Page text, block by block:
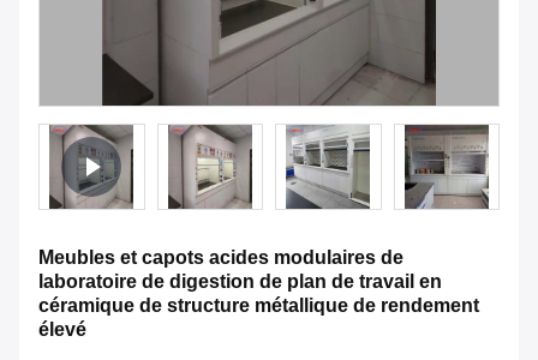
Meubles et capots acides modulaires de
laboratoire de digestion de plan de travail en
céramique de structure métallique de rendement
élevé